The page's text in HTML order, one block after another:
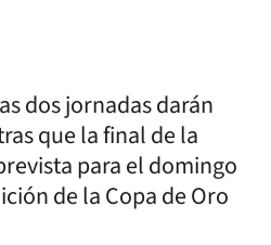
dos jornadas darán
que la final de la
para el domingo
de la Copa de Oro